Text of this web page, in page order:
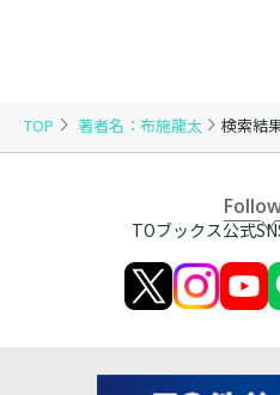
TOP 著者名：布施龍太 検索結
TOブックス公式